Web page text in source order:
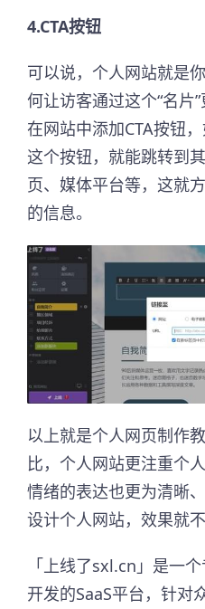
4.CTA按钮
可以说，个人网站就是
何让访客通过这个“名片
在网站中添加CTA按钮
这个按钮，就能跳转到
页、媒体平台等，这就
的信息。
以上就是个人网页制作
比，个人网站更注重个
情绪的表达也更为清晰
设计个人网站，效果就不
「上线了sxl.cn」是一
开发的SaaS平台，针对